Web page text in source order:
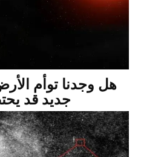
هل وجدنا توأم
جديد قد